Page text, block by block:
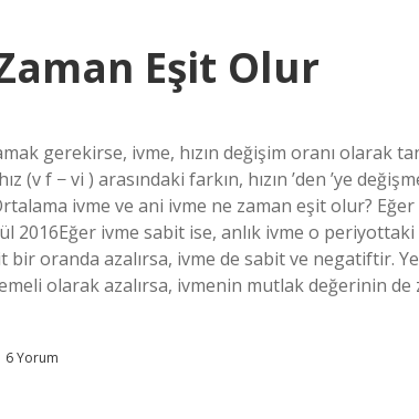
Eşit Olur
gerekirse, ivme, hızın değişim oranı olarak
(v f − vi ‍) arasındaki farkın, hızın ‍’den ‍’ye
ivme ve ani ivme ne zaman eşit olur?
2016Eğer ivme sabit ise, anlık ivme o
bir oranda azalırsa, ivme de sabit ve negatiftir.
olarak azalırsa, ivmenin mutlak değerinin de
6 Yorum